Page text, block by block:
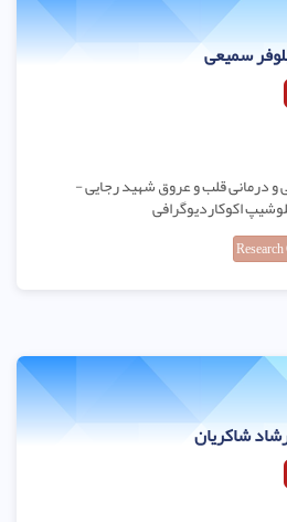
سمیعی
و درمانی قلب و عروق شهید رجایی -
اکوکاردیوگرافی
شاکریان